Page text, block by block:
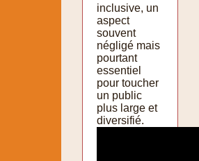
inclusive, un
aspect
souvent
négligé mais
pourtant
essentiel
pour toucher
un public
plus large et
diversifié.